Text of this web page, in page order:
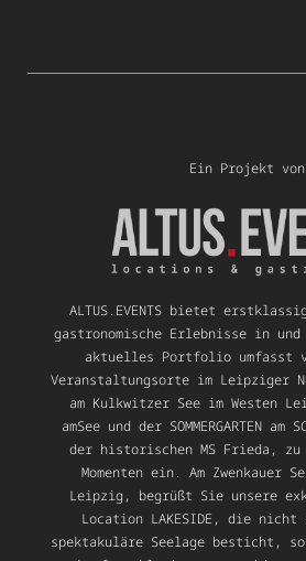
Ein Projekt von
ALTUS.EVENTS bietet
gastronomische Erlebnisse in
aktuelles Portfolio umfasst
Veranstaltungsorte im Leipziger
am Kulkwitzer See im Westen
amSee und der SOMMERGARTEN
der historischen MS Frieda, zu
Momenten ein. Am Zwenkauer
Leipzig, begrüßt Sie unsere
Location LAKESIDE, die
spektakuläre Seelage besticht,